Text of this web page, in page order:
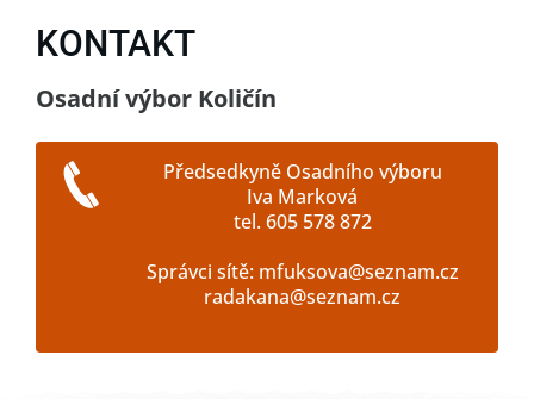
KONTAKT
Osadní výbor Količín
Předsedkyně Osadního výboru
Iva Marková
tel. 605 578 872
Správci sítě: mfuksova@seznam.cz
radakana@seznam.cz